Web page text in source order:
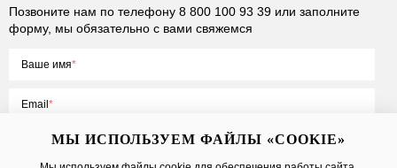
Позвоните нам по телефону 8 800 100 93 39 или заполните
форму, мы обязательно с вами свяжемся
Ваше имя
Email
МЫ ИСПОЛЬЗУЕМ ФАЙЛЫ «COOKIE»